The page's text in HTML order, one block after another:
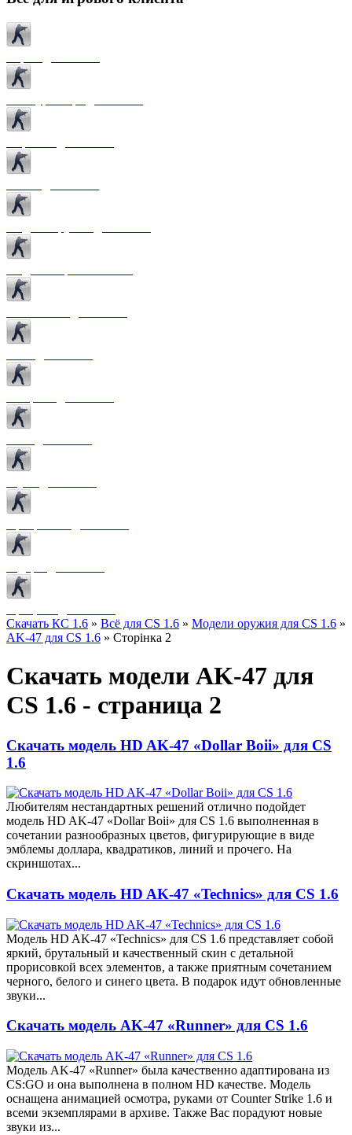
Скачать КС 1.6 » Всё для CS 1.6 » Модели оружия для CS 1.6 »
AK-47 для CS 1.6 » Сторінка 2
Скачать модели AK-47 для
CS 1.6 - страница 2
Скачать модель HD AK-47 «Dollar Boii» для CS
1.6
Любителям нестандартных решений отлично подойдет
модель HD AK-47 «Dollar Boii» для CS 1.6 выполненная в
сочетании разнообразных цветов, фигурирующие в виде
эмблемы доллара, квадратиков, линий и прочего. На
скриншотах...
Скачать модель HD AK-47 «Technics» для CS 1.6
Модель HD AK-47 «Technics» для CS 1.6 представляет собой
яркий, брутальный и качественный скин с детальной
прорисовкой всех элементов, а также приятным сочетанием
черного, белого и синего цвета. В подарок идут обновленные
звуки...
Скачать модель AK-47 «Runner» для CS 1.6
Модель AK-47 «Runner» была качественно адаптирована из
CS:GO и она выполнена в полном HD качестве. Модель
оснащена анимацией осмотра, руками от Counter Strike 1.6 и
всеми экземплярами в архиве. Также Вас порадуют новые
звуки из...